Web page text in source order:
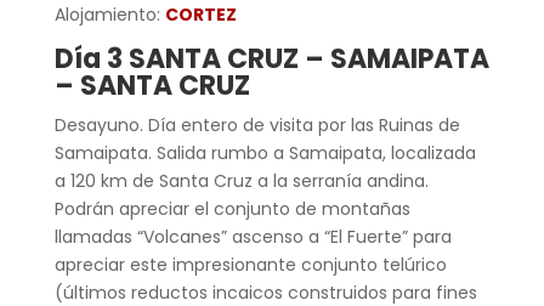
Alojamiento: CORTEZ
Día 3 SANTA CRUZ – SAMAIPATA
– SANTA CRUZ
Desayuno. Día entero de visita por las Ruinas de
Samaipata. Salida rumbo a Samaipata, localizada
a 120 km de Santa Cruz a la serranía andina.
Podrán apreciar el conjunto de montañas
llamadas “Volcanes” ascenso a “El Fuerte” para
apreciar este impresionante conjunto telúrico
(últimos reductos incaicos construidos para fines